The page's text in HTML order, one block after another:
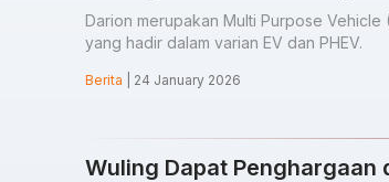
Darion merupakan Multi Purpose Vehicle
yang hadir dalam varian EV dan PHEV.
Berita | 24 January 2026
Wuling Dapat Penghargaan